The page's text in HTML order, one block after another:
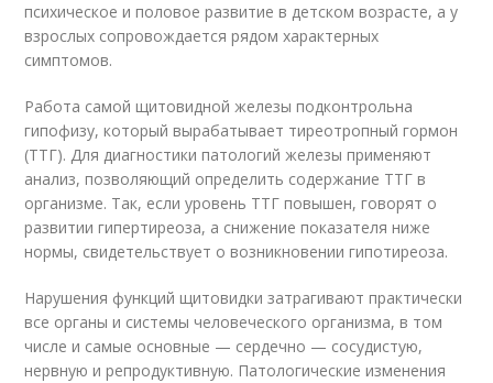
психическое и половое развитие в детском возрасте, а у
взрослых сопровождается рядом характерных
симптомов.
Работа самой щитовидной железы подконтрольна
гипофизу, который вырабатывает тиреотропный гормон
(ТТГ). Для диагностики патологий железы применяют
анализ, позволяющий определить содержание ТТГ в
организме. Так, если уровень ТТГ повышен, говорят о
развитии гипертиреоза, а снижение показателя ниже
нормы, свидетельствует о возникновении гипотиреоза.
Нарушения функций щитовидки затрагивают практически
все органы и системы человеческого организма, в том
числе и самые основные — сердечно — сосудистую,
нервную и репродуктивную. Патологические изменения